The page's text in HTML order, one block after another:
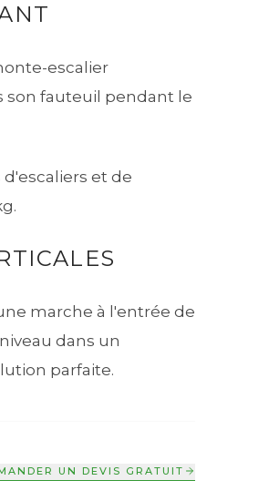
escalier
son fauteuil pendant le
et de
marche à l'entrée de
dans un
parfaite.
UN DEVIS GRATUIT